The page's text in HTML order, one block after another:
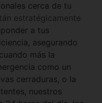
cerca de tu
estratégicamente
a tus
asegurando
más la
como un
cerraduras, o la
nuestros